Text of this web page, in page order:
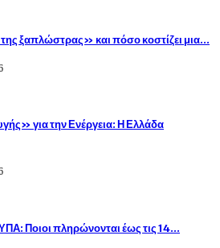
ξαπλώστρας» και πόσο κοστίζει μια…
για την Ενέργεια: Η Ελλάδα
Ποιοι πληρώνονται έως τις 14…